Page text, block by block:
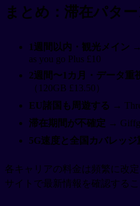
まとめ：滞在パタ
1週間以内・観光メイン
as you go Plus £10
2週間〜1カ月・データ重
（120GB £13.50）
EU諸国も周遊する →
滞在期間が不確定 →
5G速度と全国カバレッジ
各キャリアの料金は頻繁に改
サイトで最新情報を確認する